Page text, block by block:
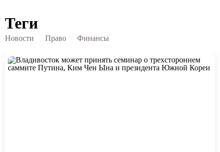
Теги
Новости Право Финансы